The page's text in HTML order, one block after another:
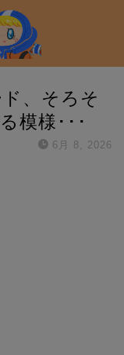
、そろそ
模様･･･
6月 8, 2026